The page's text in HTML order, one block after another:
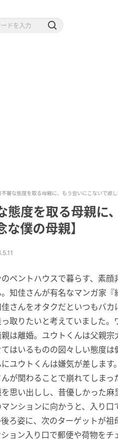
不審な態度を取る母親に、もう会いにこないで欲
態度を取る母親に
な僕の母親】
ペントハウスで暮らす、素
知佳さんが有名なマンガ家
さんをオタクだといつもバ
取りたいと考えていました
は離婚。ユウトくんは父親
はいるものの図々しい態度
ユウトくんは嫌気が差しま
が関わることで崩れてしま
思い出しし、昔優しかった
ンションに向かうと、入り
ろ姿に、次のターゲットが
ョン入り口で郵便や荷物を